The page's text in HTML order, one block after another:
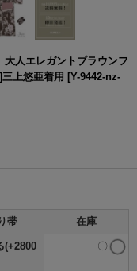
大人エレガントブラウンフ
上悠亜着用 [Y-9442-nz-
帯 在庫
(+2800
〇